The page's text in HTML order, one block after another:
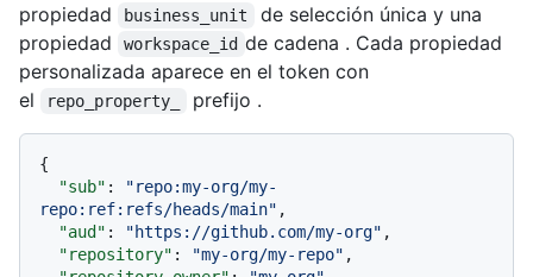
propiedad
business_unit
de selección única y una
propiedad
workspace_id de cadena . Cada propiedad
personalizada aparece en el token con
el
repo_property_ prefijo .
{
"sub" :
"repo:my-org/my-
repo:ref:refs/heads/main" ,
"aud" : "https://github.com/my-org" ,
"repository" : "my-org/my-repo" ,